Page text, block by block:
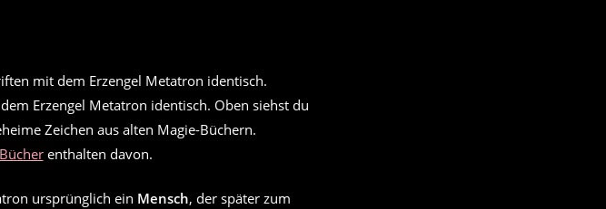
Erzengel Metatron identisch. Oben siehst du
Zeichen aus alten Magie-Büchern.
enthalten davon.
ursprünglich ein Mensch, der später zum